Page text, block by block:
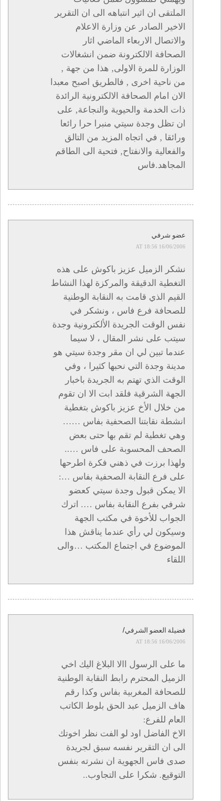
الملتقى ان اثير انتباهه الى ان التقرير
الاخير الصادر عن وزارة الاعلام
والاتصال الاربعاء الماضي اثار
الصحافة الالكترونة ضمن انشغالات
الوزارة للمرة الاولى, هذا من جهة ,
من ناحية اخرى , فالطريق اصبح معبدا
الان امام الصحافة الالكترونية الرائدة
ذات الخدمة والحيوية والنجاعة, على
ان تظل وجدة سيتي منبرا حرا رائعا
ورائقا , في اتجاه المزيد من التالق
والفعالية والانفتاح, فتحية الى الطاقم
المجاهد.فاس
عضو شرفي
16/06/2006 AT 18:56
نشكر الزميل عزيز باكوش على هذه
التغطية الدقيقة والمركزة لهذا النشاط
القيم الذي قامت به النقابة الوطنية
للصحافة فرع فاس ، ونشكر في
نفس الوقت الجريدة الألكترونية وجدة
سيتب على نشر المقال ، لا سيما
عندما تبين لي ان مقر وجدة سيتي هو
مدينة وجدة التي نحبها كثيرا ، وفي
الوقت الذي تهتم به الجريدة باخبار
الجهة الشرقية فلقد ابت الا ان تقوم
من خلال الأخ عزيز باكوش بتغطية
انشطة نقابتنا الصحفية بفاس ……
وهي تغطية لم تقم بها حتى بعض
الصحف المحسوبة على فاس …..
ولهذا برزت في ذهني فكرة اطرحها
على فرع النقابة الصحفية بفاس …:
الا يمكن قبول وجدة سيتي كعضو
شرفي بفرع النقابة بفاس …. اترك
الجواب للأخوة في مكتب الجهة
وسيكون لي رأي عندما يناقش هذا
الموضوع في اجتماع المكتب …والى
اللقاء
فضيلة العضو الشرفي/
16/06/2006 AT 18:56
ما على الرسول االا البلاغ اليك اخي
الزميل المحترم رابط النقابة الوطنية
للصحافة المغربية بفاس وكذا رقم
هاف الزميل عبد الحق بلوط الكاتب
العام للفرع:
الاخ الفاضل اود لو الفت نظر اخوتك
الى ان التقرير نفسه سبق لجريدة
صدى فاس الجهوية ان نشرته بنفس
التوقيع. شكرا على التجاوب..